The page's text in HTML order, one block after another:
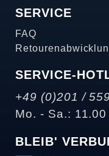
SERVICE
FAQ
SERVICE-
+49 (0)201 /
Mo. - Sa.:
BLEIB'